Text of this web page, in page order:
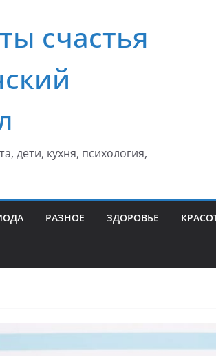
счастья
дети, кухня, психология,
РАЗНОЕ ЗДОРОВЬЕ